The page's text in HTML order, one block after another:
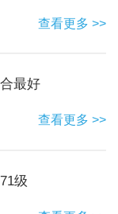
查看更多 >>
最好
查看更多 >>
级